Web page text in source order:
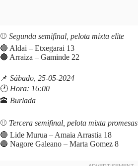
⚾️ Segunda semifinal, pelota mixta elite
🔴 Aldai – Etxegarai 13
🔵 Arraiza – Gaminde 22
📌 Sábado, 25-05-2024
🕐 Hora: 16:00
🕋 Burlada
⚾️ Tercera semifinal, pelota mixta promesas
🔴 Lide Murua – Amaia Arrastia 18
🔵 Nagore Galeano – Marta Gomez 8